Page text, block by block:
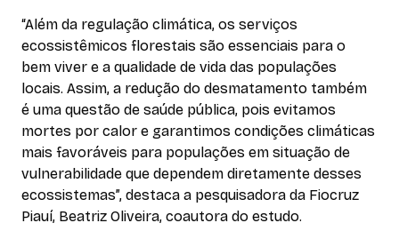
“Além da regulação climática, os serviços
ecossistêmicos florestais são essenciais para o
bem viver e a qualidade de vida das populações
locais. Assim, a redução do desmatamento também
é uma questão de saúde pública, pois evitamos
mortes por calor e garantimos condições climáticas
mais favoráveis para populações em situação de
vulnerabilidade que dependem diretamente desses
ecossistemas”, destaca a pesquisadora da Fiocruz
Piauí, Beatriz Oliveira, coautora do estudo.